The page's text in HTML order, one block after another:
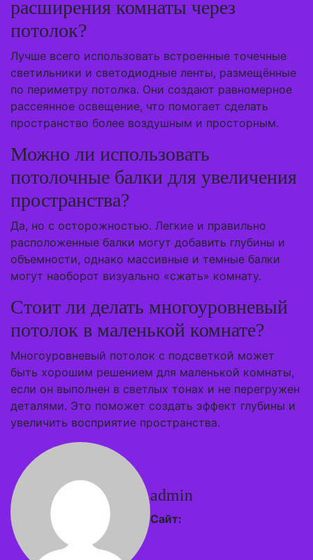
расширения комнаты через
потолок?
Лучше всего использовать встроенные точечные
светильники и светодиодные ленты, размещённые
по периметру потолка. Они создают равномерное
рассеянное освещение, что помогает сделать
пространство более воздушным и просторным.
Можно ли использовать
потолочные балки для увеличения
пространства?
Да, но с осторожностью. Легкие и правильно
расположенные балки могут добавить глубины и
объемности, однако массивные и темные балки
могут наоборот визуально «сжать» комнату.
Стоит ли делать многоуровневый
потолок в маленькой комнате?
Многоуровневый потолок с подсветкой может
быть хорошим решением для маленькой комнаты,
если он выполнен в светлых тонах и не перегружен
деталями. Это поможет создать эффект глубины и
увеличить восприятие пространства.
admin
Сайт: